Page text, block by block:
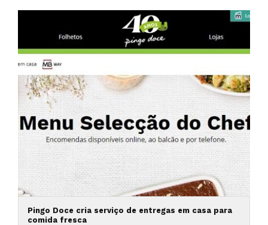
Pingo Doce cria serviço de entregas em casa para
comida fresca